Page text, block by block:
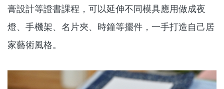
膏設計等證書課程，可以延伸不同模具應用做成夜
燈、手機架、名片夾、時鐘等擺件，一手打造自己居
家藝術風格。